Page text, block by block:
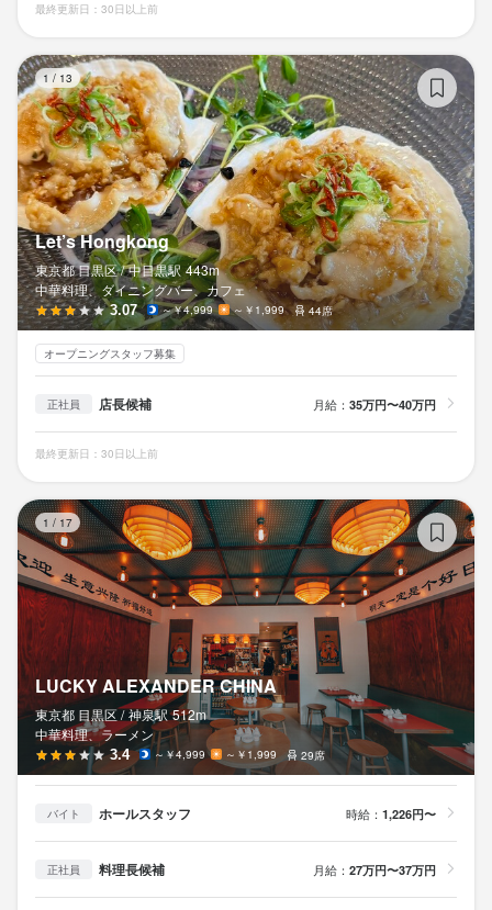
最終更新日：30日以上前
1 / 13
Let’s Hongkong
東京都 目黒区 / 中目黒駅 443m
中華料理、ダイニングバー、カフェ
3.07 ～￥4,999 ～￥1,999 44席
オープニングスタッフ募集
正社員 店長候補 月給： 35万円〜40万円
最終更新日：30日以上前
1 / 17
LUCKY ALEXANDER CHINA
東京都 目黒区 / 神泉駅 512m
中華料理、ラーメン
3.4 ～￥4,999 ～￥1,999 29席
バイト ホールスタッフ 時給： 1,226円〜
正社員 料理長候補 月給： 27万円〜37万円